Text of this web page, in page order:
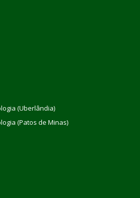
(Uberlândia)
(Patos de Minas)